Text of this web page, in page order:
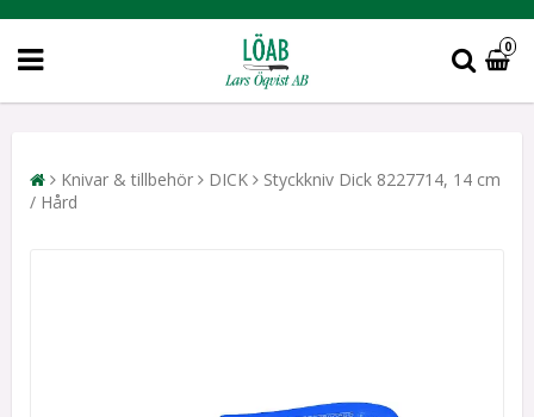
0
Knivar & tillbehör DICK
Styckkniv Dick 8227714, 14 cm
/ Hård